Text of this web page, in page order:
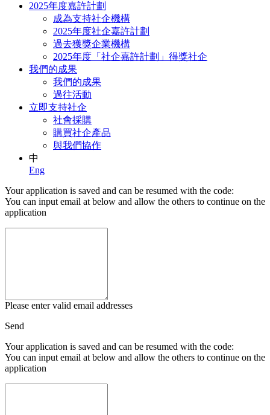
2025年度嘉許計劃
成為支持社企機構
2025年度社企嘉許計劃
過去獲獎企業機構
2025年度「社企嘉許計劃」得獎社企
我們的成果
我們的成果
過往活動
立即支持社企
社會採購
購買社企產品
與我們協作
中
Eng
Your application is saved and can be resumed with the code:
You can input email at below and allow the others to continue on the
application
Please enter valid email addresses
Send
Your application is saved and can be resumed with the code:
You can input email at below and allow the others to continue on the
application